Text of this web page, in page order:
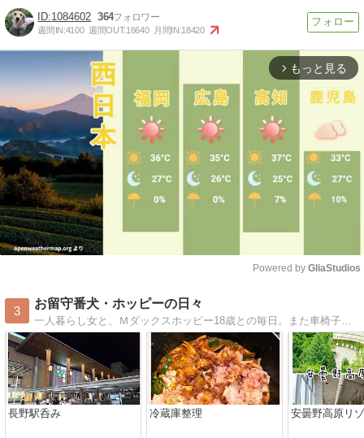
1084602 364
週間IN:4100 週間OUT:16640 月間IN:18420
arrow_forward_ios もっと見る
Powered by GliaStudios
3
お留守番犬・ホッピーの日々
一人暮らし女と、Ｍダックスホッピー18歳との毎日。また車椅子生活になったけど元気一杯笑顔てんこ盛りで毎日楽しく過ごしております！
長野駅呑み 冷蔵庫整理 安曇野高原リ